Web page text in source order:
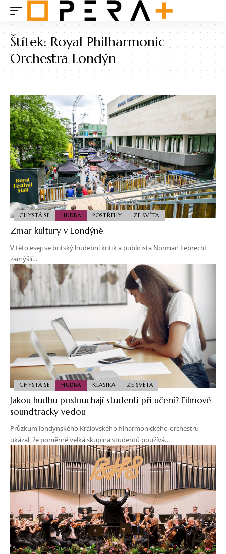
Štítek:Royal Philharmonic
Orchestra Londýn
CHYSTÁ SE HUDBA POSTŘEHY ZE SVĚTA
Zmar kultury v Londýně
V této eseji se britský hudební kritik a publicista Norman Lebrecht
zamýšlí…
CHYSTÁ SE HUDBA KLASIKA ZE SVĚTA
Jakou hudbu poslouchají studenti při učení? Filmové
soundtracky vedou
Průzkum londýnského Královského filharmonického orchestru
ukázal, že poměrně velká skupina studentů používá…